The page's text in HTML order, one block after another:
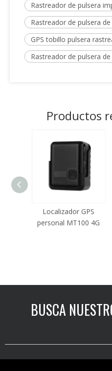
Rastreador de pulsera
Rastreador de pulsera
GPS tobillo pulsera
Rastreador de pulsera
Productos
Localizador GPS
personal MT100 4G
BUSCA